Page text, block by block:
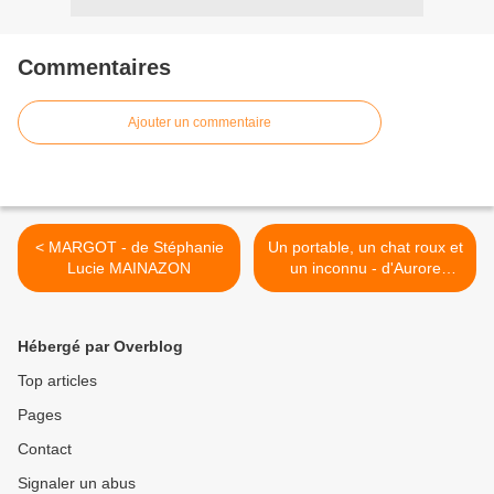
Commentaires
Ajouter un commentaire
< MARGOT - de Stéphanie
Lucie MAINAZON
Un portable, un chat roux et
un inconnu - d'Aurore
CHATRAS >
Hébergé par Overblog
Top articles
Pages
Contact
Signaler un abus